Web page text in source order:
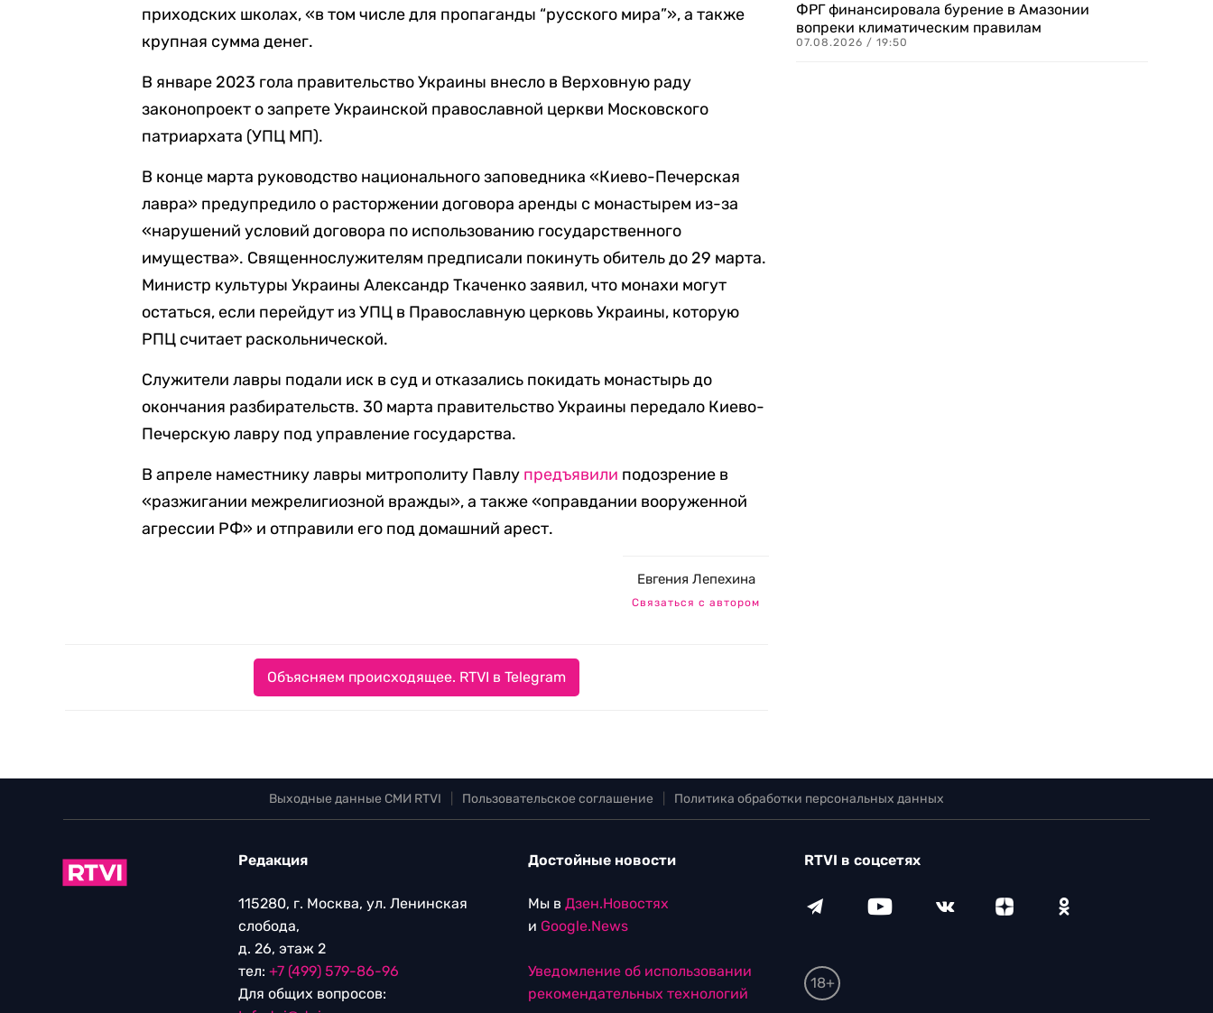
приходских школах, «в том числе для пропаганды “русского мира”», а также
крупная сумма денег.
В январе 2023 гола правительство Украины внесло в Верховную раду
законопроект о запрете Украинской православной церкви Московского
патриархата (УПЦ МП).
В конце марта руководство национального заповедника «Киево-Печерская
лавра» предупредило о расторжении договора аренды с монастырем из-за
«нарушений условий договора по использованию государственного
имущества». Священнослужителям предписали покинуть обитель до 29 марта.
Министр культуры Украины Александр Ткаченко заявил, что монахи могут
остаться, если перейдут из УПЦ в Православную церковь Украины, которую
РПЦ считает раскольнической.
Служители лавры подали иск в суд и отказались покидать монастырь до
окончания разбирательств. 30 марта правительство Украины передало Киево-
Печерскую лавру под управление государства.
В апреле наместнику лавры митрополиту Павлу предъявили подозрение в
«разжигании межрелигиозной вражды», а также «оправдании вооруженной
агрессии РФ» и отправили его под домашний арест.
Евгения Лепехина
Связаться с автором
Объясняем происходящее. RTVI в Telegram
ФРГ финансировала бурение в Амазонии
вопреки климатическим правилам
07.08.2026 / 19:50
Выходные данные СМИ RTVI Пользовательское соглашение Политика обработки персональных данных
Редакция
115280, г. Москва, ул. Ленинская
слобода,
д. 26, этаж 2
тел: +7 (499) 579-86-96
Для общих вопросов:
Достойные новости
Мы в Дзен.Новостях
и Google.News
Уведомление об использовании
рекомендательных технологий
RTVI в соцсетях
18+